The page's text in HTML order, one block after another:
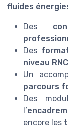
fluides
Des
Des
niveau
Un
parcours
Des
l’
encore les